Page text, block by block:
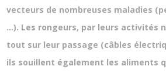
vecteurs de nombreuses maladies
…). Les rongeurs, par leurs activités
tout sur leur passage (câbles
ils souillent également les aliments